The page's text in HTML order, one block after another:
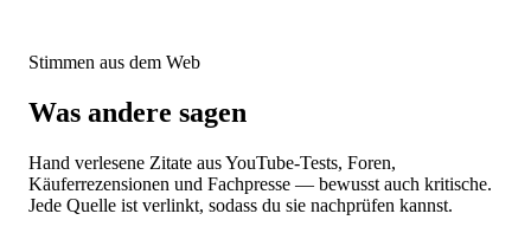
Stimmen aus dem Web
Was andere sagen
Hand verlesene Zitate aus YouTube-Tests, Foren,
Käuferrezensionen und Fachpresse — bewusst auch kritische.
Jede Quelle ist verlinkt, sodass du sie nachprüfen kannst.